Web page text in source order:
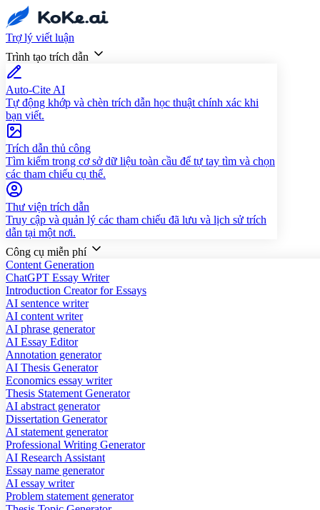
Trợ lý viết luận
Trình tạo trích dẫn
Auto-Cite AI
Tự động khớp và chèn trích dẫn học thuật chính xác khi
bạn viết.
Trích dẫn thủ công
Tìm kiếm trong cơ sở dữ liệu toàn cầu để tự tay tìm và chọn
các tham chiếu cụ thể.
Thư viện trích dẫn
Truy cập và quản lý các tham chiếu đã lưu và lịch sử trích
dẫn tại một nơi.
Công cụ miễn phí
Content Generation
ChatGPT Essay Writer
Introduction Creator for Essays
AI sentence writer
AI content writer
AI phrase generator
AI Essay Editor
Annotation generator
AI Thesis Generator
Economics essay writer
Thesis Statement Generator
AI abstract generator
Dissertation Generator
AI statement generator
Professional Writing Generator
AI Research Assistant
Essay name generator
AI essay writer
Problem statement generator